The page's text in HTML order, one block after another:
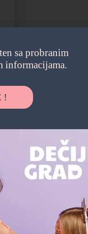
i sledeće:
sa probranim
informacijama.
!